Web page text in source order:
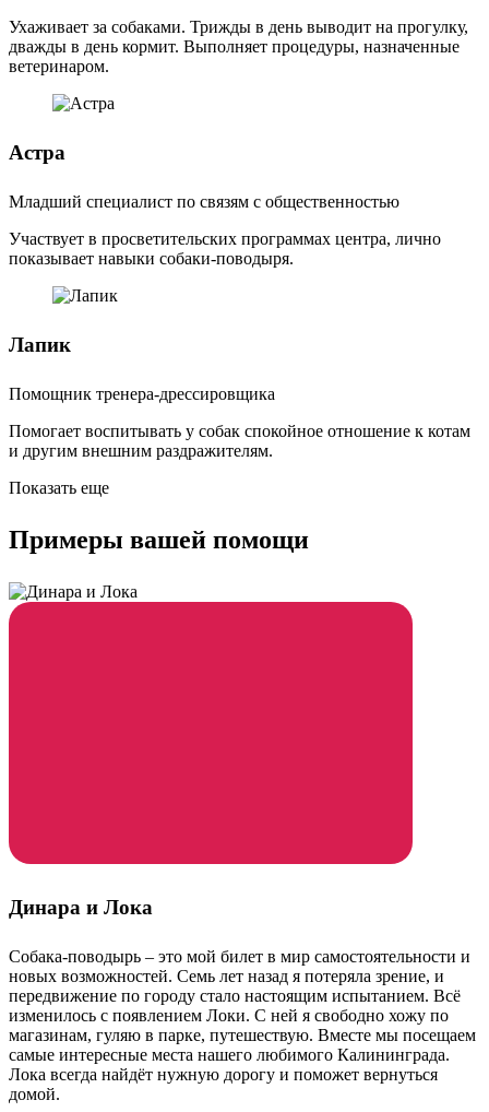
Ухаживает за собаками. Трижды в день выводит на прогулку,
дважды в день кормит. Выполняет процедуры, назначенные
ветеринаром.
Астра
Младший специалист по связям с общественностью
Участвует в просветительских программах центра, лично
показывает навыки собаки-поводыря.
Лапик
Помощник тренера-дрессировщика
Помогает воспитывать у собак спокойное отношение к котам
и другим внешним раздражителям.
Показать еще
Примеры вашей помощи
Динара и Лока
Собака-поводырь – это мой билет в мир самостоятельности и
новых возможностей. Семь лет назад я потеряла зрение, и
передвижение по городу стало настоящим испытанием. Всё
изменилось с появлением Локи. С ней я свободно хожу по
магазинам, гуляю в парке, путешествую. Вместе мы посещаем
самые интересные места нашего любимого Калининграда.
Лока всегда найдёт нужную дорогу и поможет вернуться
домой.